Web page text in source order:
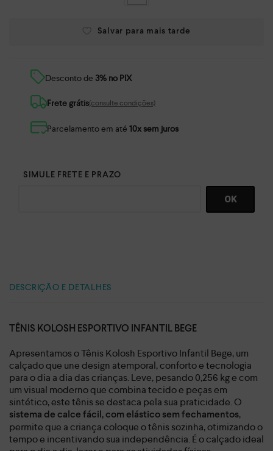
Desconto de 3% no PIX
Frete grátis(consulte condições)
Parcelamento em até 10x sem juros
DESCRIÇÃO E DETALHES
TÊNIS KOLOSH ESPORTIVO INFANTIL BEGE
Apresentamos o Tênis Kolosh Esportivo Infantil Bege, um
calçado que une design atemporal, conforto e tecnologia
para o dia a dia das crianças. Leve, pesando 0,256 kg e com
um visual moderno que combina tecido e peças em
sintético, este tênis se destaca pela sua praticidade. O
sistema de calce fácil, com elástico sem fechamentos,
permite que a criança coloque o tênis sozinha, otimizando o
tempo e incentivando sua independência. É o calçado ideal